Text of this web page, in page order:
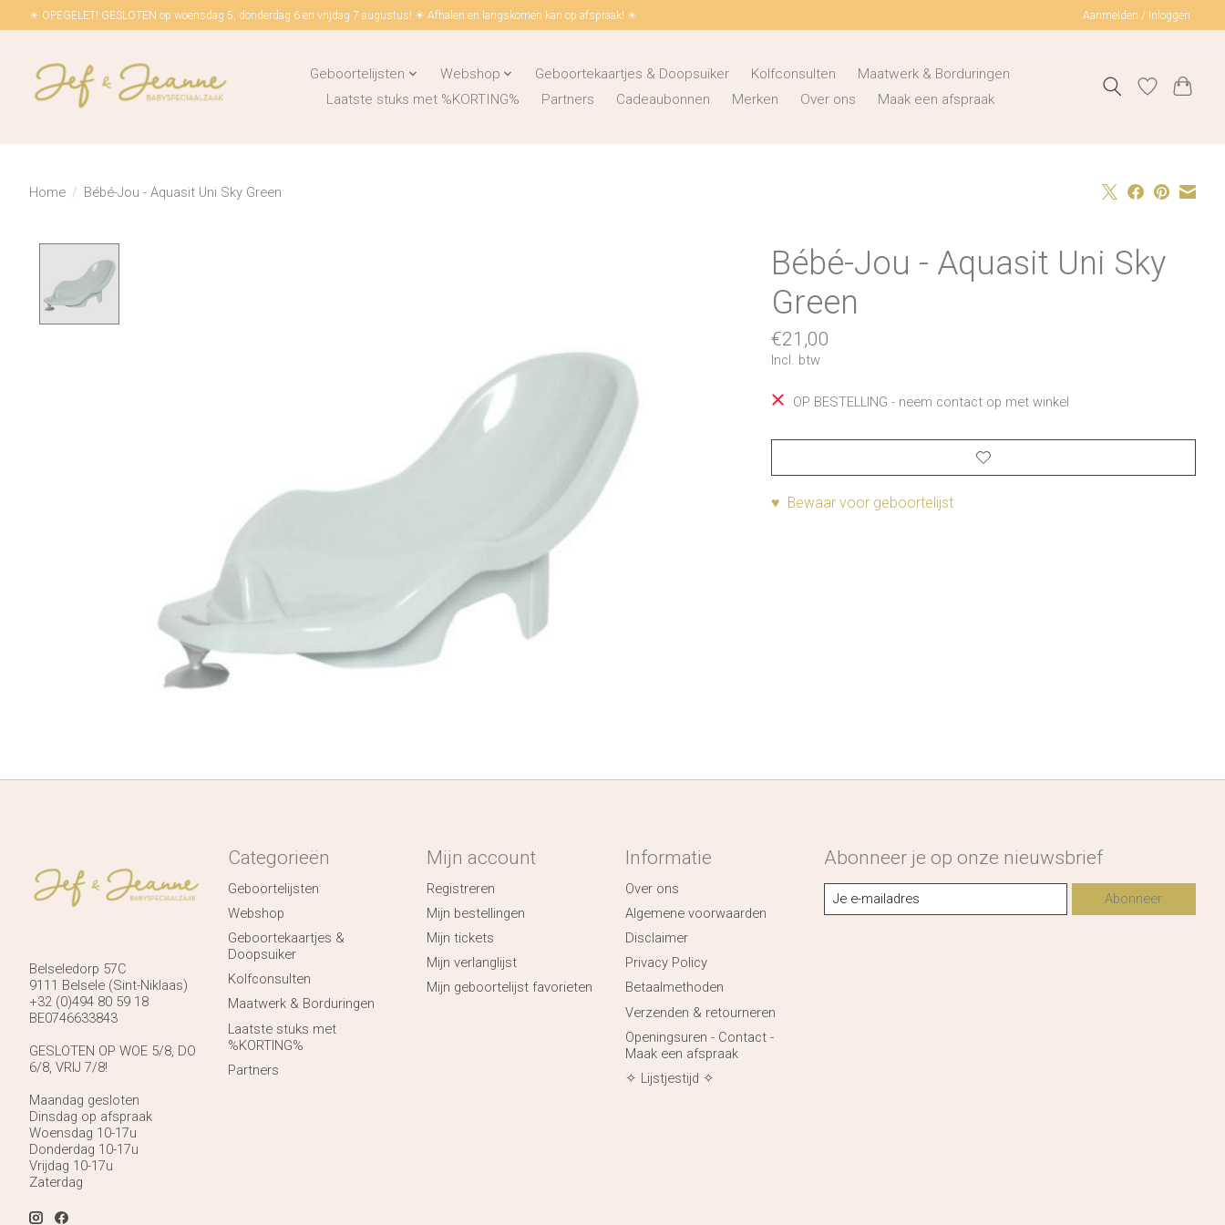
☀ OPEGELET! GESLOTEN op woensdag 5, donderdag 6 en vrijdag 7 augustus! ☀ Afhalen en langskomen kan op afspraak! ☀ Aanmelden / Inloggen
Geboortelijsten Webshop Geboortekaartjes & Doopsuiker Kolfconsulten
Maatwerk & Borduringen
Laatste stuks met %KORTING%
Partners Cadeaubonnen Merken Over ons Maak een afspraak
Home / Bébé-Jou - Aquasit Uni Sky Green
Bébé-Jou - Aquasit Uni Sky
Green
€21,00
Incl. btw
OP BESTELLING - neem contact op met winkel
♥ Bewaar voor geboortelijst
Belseledorp 57C
9111 Belsele (Sint-Niklaas)
+32 (0)494 80 59 18
BE0746633843
GESLOTEN OP WOE 5/8, DO
6/8, VRIJ 7/8!
Maandag gesloten
Dinsdag op afspraak
Woensdag 10-17u
Donderdag 10-17u
Vrijdag 10-17u
Zaterdag
Categorieën
Geboortelijsten
Webshop
Geboortekaartjes &
Doopsuiker
Kolfconsulten
Maatwerk & Borduringen
Laatste stuks met
%KORTING%
Partners
Mijn account
Registreren
Mijn bestellingen
Mijn tickets
Mijn verlanglijst
Mijn geboortelijst favorieten
Informatie
Over ons
Algemene voorwaarden
Disclaimer
Privacy Policy
Betaalmethoden
Verzenden & retourneren
Openingsuren - Contact -
Maak een afspraak
✧ Lijstjestijd ✧
Abonneer je op onze nieuwsbrief
Abonneer